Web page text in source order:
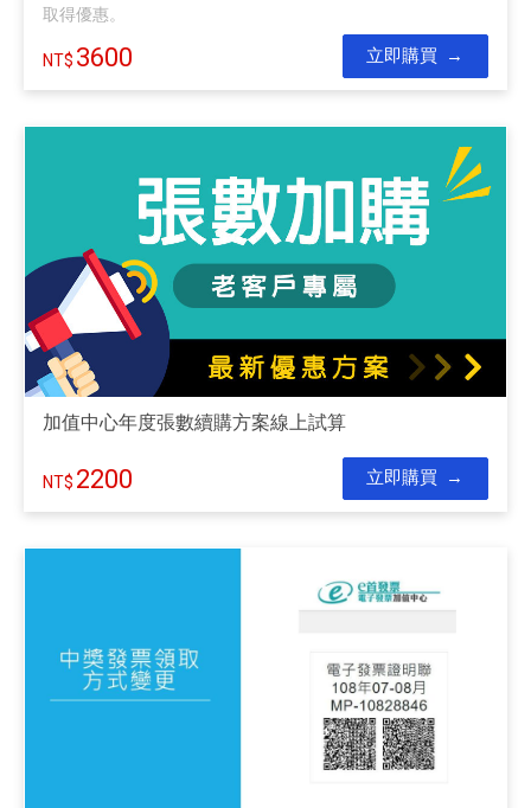
取得優惠。
3600 立即購買
加值中心年度張數續購方案線上試算
2200 立即購買